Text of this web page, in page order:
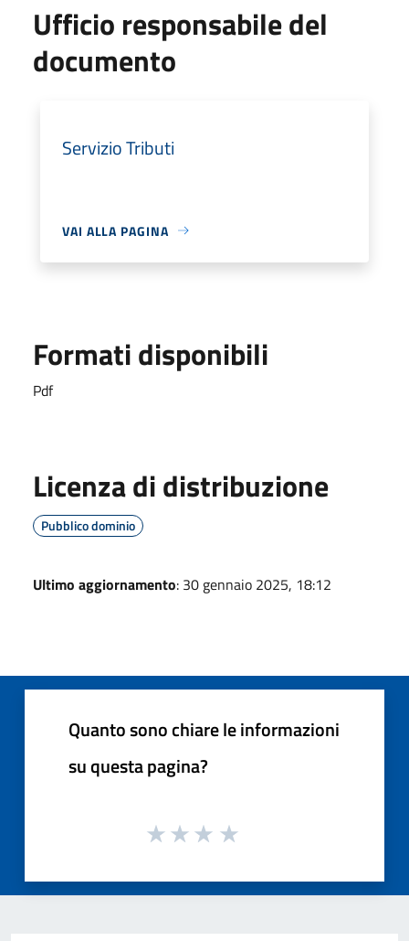
Ufficio responsabile del
documento
Servizio Tributi
VAI ALLA PAGINA
Formati disponibili
Pdf
Licenza di distribuzione
Pubblico dominio
Ultimo aggiornamento: 30 gennaio 2025, 18:12
Quanto sono chiare le informazioni
su questa pagina?